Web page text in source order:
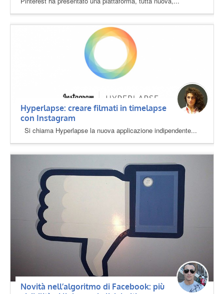
Hyperlapse: creare filmati in timelapse
con Instagram
Si chiama Hyperlapse la nuova applicazione indipendente...
Novità nell’algoritmo di Facebook: più